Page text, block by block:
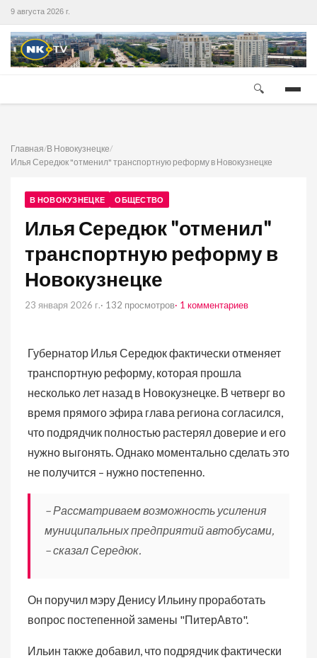
9 августа 2026 г.
🔍
Главная/В Новокузнецке/
Илья Середюк "отменил" транспортную реформу в Новокузнецке
В НОВОКУЗНЕЦКЕ ОБЩЕСТВО
Илья Середюк "отменил"
транспортную реформу в
Новокузнецке
23 января 2026 г.· 132 просмотров· 1 комментариев
Губернатор Илья Середюк фактически отменяет
транспортную реформу, которая прошла
несколько лет назад в Новокузнецке. В четверг во
время прямого эфира глава региона согласился,
что подрядчик полностью растерял доверие и его
нужно выгонять. Однако моментально сделать это
не получится – нужно постепенно.
– Рассматриваем возможность усиления
муниципальных предприятий автобусами,
– сказал Середюк.
Он поручил мэру Денису Ильину проработать
вопрос постепенной замены "ПитерАвто".
Ильин также добавил, что подрядчик фактически